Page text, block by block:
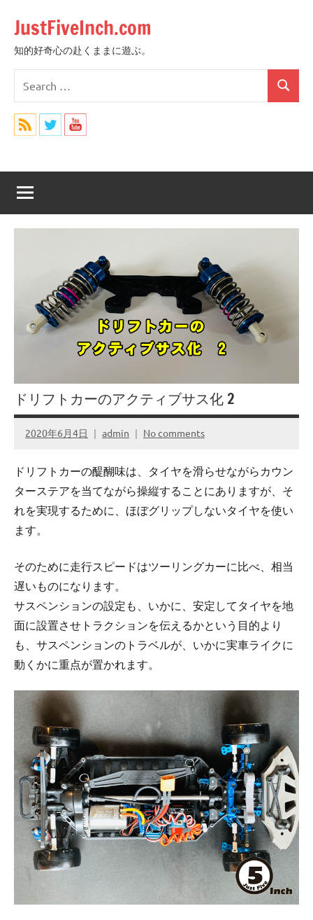
content
JustFiveInch.com
知的好奇心の赴くままに遊ぶ。
for:
Search
ドリフトカーのアクティブサス化 2
2020年6月4日 admin No comments
ドリフトカーの醍醐味は、タイヤを滑らせながらカウン
ターステアを当てながら操縦することにありますが、そ
れを実現するために、ほぼグリップしないタイヤを使い
ます。
そのために走行スピードはツーリングカーに比べ、相当
遅いものになります。
サスペンションの設定も、いかに、安定してタイヤを地
面に設置させトラクションを伝えるかという目的より
も、サスペンションのトラベルが、いかに実車ライクに
動くかに重点が置かれます。